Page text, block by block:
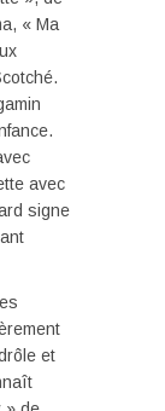
« Ma
avec
signe
et